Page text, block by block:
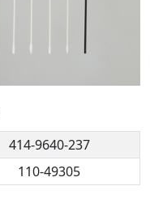
414-9640-237
110-49305